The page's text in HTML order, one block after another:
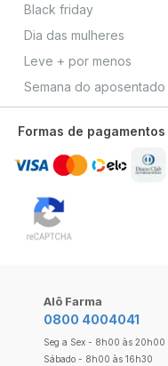
Black friday
Dia das mulheres
Leve + por menos
Semana do aposentado
Formas de pagamentos
Alô Farma
0800 4004041
Seg a Sex - 8h00 às 20h00
Sábado - 8h00 às 16h30